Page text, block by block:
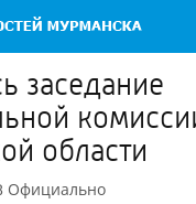
заседание
области
Официально